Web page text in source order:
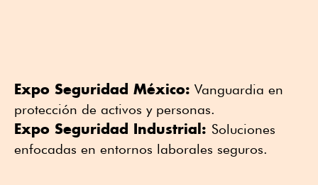
Expo Seguridad México: Vanguardia en
protección de activos y personas.
Expo Seguridad Industrial: Soluciones
enfocadas en entornos laborales seguros.